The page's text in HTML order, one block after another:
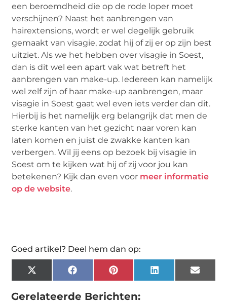
een beroemdheid die op de rode loper moet
verschijnen? Naast het aanbrengen van
hairextensions, wordt er wel degelijk gebruik
gemaakt van visagie, zodat hij of zij er op zijn best
uitziet. Als we het hebben over visagie in Soest,
dan is dit wel een apart vak wat betreft het
aanbrengen van make-up. Iedereen kan namelijk
wel zelf zijn of haar make-up aanbrengen, maar
visagie in Soest gaat wel even iets verder dan dit.
Hierbij is het namelijk erg belangrijk dat men de
sterke kanten van het gezicht naar voren kan
laten komen en juist de zwakke kanten kan
verbergen. Wil jij eens op bezoek bij visagie in
Soest om te kijken wat hij of zij voor jou kan
betekenen? Kijk dan even voor meer informatie
op de website.
Goed artikel? Deel hem dan op:
X
(Twitter)
FacebookPinterestLinkedIn Email
Gerelateerde Berichten: